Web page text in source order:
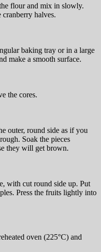
flour and mix in slowly.
halves.
baking tray or in a large
make a smooth surface.
the cores.
outer, round side as if you
Soak the pieces
they will get brown.
with cut round side up. Put
Press the fruits lightly into
oven (225°C) and